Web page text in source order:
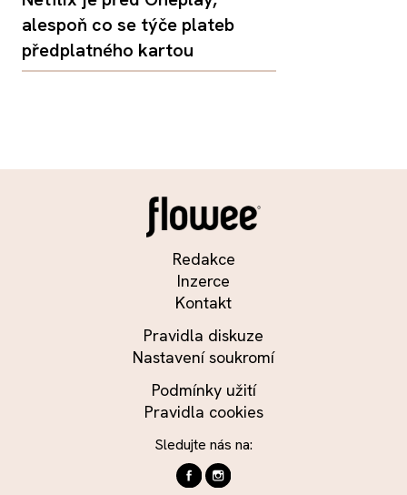
alespoň co se týče plateb
předplatného kartou
Redakce
Inzerce
Kontakt
Pravidla diskuze
Nastavení soukromí
Podmínky užití
Pravidla cookies
Sledujte nás na: